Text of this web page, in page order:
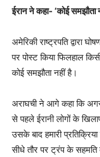
ईरान ने कहा- ‘कोई समझौता
अमेरिकी राष्ट्रपति द्वारा
पर पोस्ट किया फिलहाल
कोई समझौता नहीं है।
अराघची ने आगे कहा कि
से पहले ईरानी लोगों के
उसके बाद हमारी
सीधे तौर पर ट्रंप के सहमति